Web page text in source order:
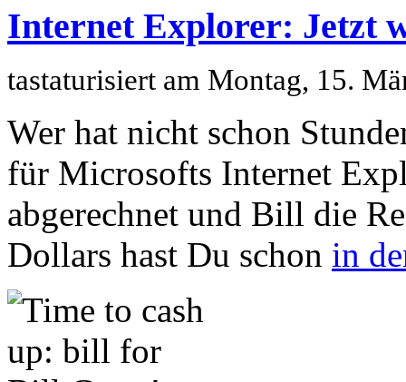
Internet Explorer: Jetzt
tastaturisiert am Montag, 15.
Wer hat nicht schon
für Microsofts Internet
abgerechnet und Bill die
Dollars hast Du schon in